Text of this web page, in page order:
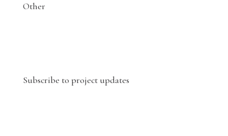
Other
Subscribe to project updates